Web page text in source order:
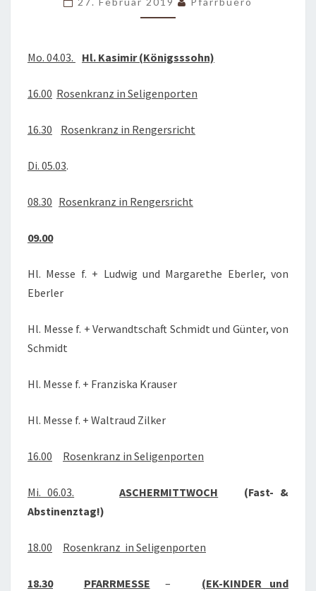
10.
Mo. 04.03. Hl. Kasimir (Königsssohn)
16.00 Rosenkranz in Seligenporten
16.30 Rosenkranz in Rengersricht
Di. 05.03.
08.30 Rosenkranz in Rengersricht
09.00
Hl. Messe f. + Ludwig und Margarethe Eberler, von
Eberler
Hl. Messe f. + Verwandtschaft Schmidt und Günter, von
Schmidt
Hl. Messe f. + Franziska Krauser
Hl. Messe f. + Waltraud Zilker
16.00 Rosenkranz in Seligenporten
Mi. 06.03. ASCHERMITTWOCH
(Fast- &
Abstinenztag!)
18.00 Rosenkranz in Seligenporten
18.30 PFARRMESSE – (EK-KINDER und